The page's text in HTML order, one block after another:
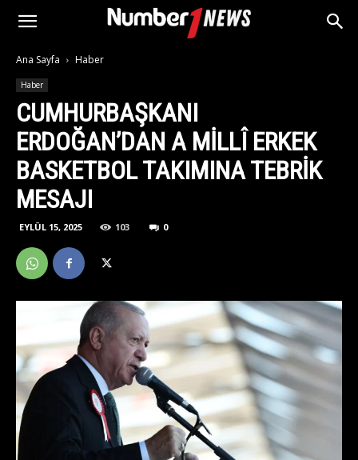
Ana Sayfa Haber
Haber
CUMHURBAŞKANI
ERDOĞAN’DAN A MILLÎ ERKEK
BASKETBOL TAKIMINA TEBRIK
MESAJI
EYLÜL 15, 2025 103 0